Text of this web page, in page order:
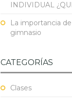
INDIVIDUAL
La importancia
gimnasio
CATEGORÍAS
Clases